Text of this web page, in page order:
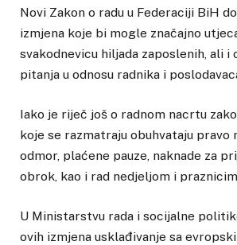
Novi Zakon o radu u Federaciji BiH
izmjena koje bi mogle značajno
svakodnevicu hiljada zaposlenih, ali
pitanja u odnosu radnika i
Iako je riječ još o radnom nacrtu
koje se razmatraju obuhvataju pravo
odmor, plaćene pauze, naknade za
obrok, kao i rad nedjeljom i
U Ministarstvu rada i socijalne
ovih izmjena usklađivanje sa